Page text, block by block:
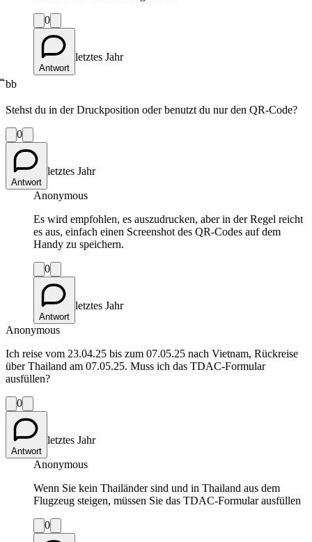
0
Antwort
letztes Jahr
ิbb
Stehst du in der Druckposition oder benutzt du nur den QR-Code?
0
Antwort
letztes Jahr
Anonymous
Es wird empfohlen, es auszudrucken, aber in der Regel reicht
es aus, einfach einen Screenshot des QR-Codes auf dem
Handy zu speichern.
0
Antwort
letztes Jahr
Anonymous
Ich reise vom 23.04.25 bis zum 07.05.25 nach Vietnam, Rückreise
über Thailand am 07.05.25. Muss ich das TDAC-Formular
ausfüllen?
0
Antwort
letztes Jahr
Anonymous
Wenn Sie kein Thailänder sind und in Thailand aus dem
Flugzeug steigen, müssen Sie das TDAC-Formular ausfüllen
0